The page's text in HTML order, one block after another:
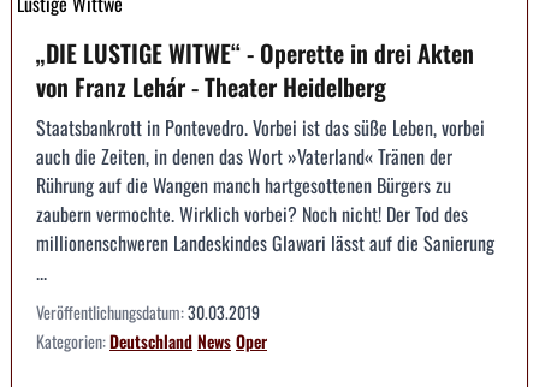
„DIE LUSTIGE WITWE“ - Operette in drei Akten
von Franz Lehár - Theater Heidelberg
Staatsbankrott in Pontevedro. Vorbei ist das süße Leben, vorbei
auch die Zeiten, in denen das Wort »Vaterland« Tränen der
Rührung auf die Wangen manch hartgesottenen Bürgers zu
zaubern vermochte. Wirklich vorbei? Noch nicht! Der Tod des
millionenschweren Landeskindes Glawari lässt auf die Sanierung
...
Veröffentlichungsdatum:30.03.2019
Kategorien:DeutschlandNewsOper